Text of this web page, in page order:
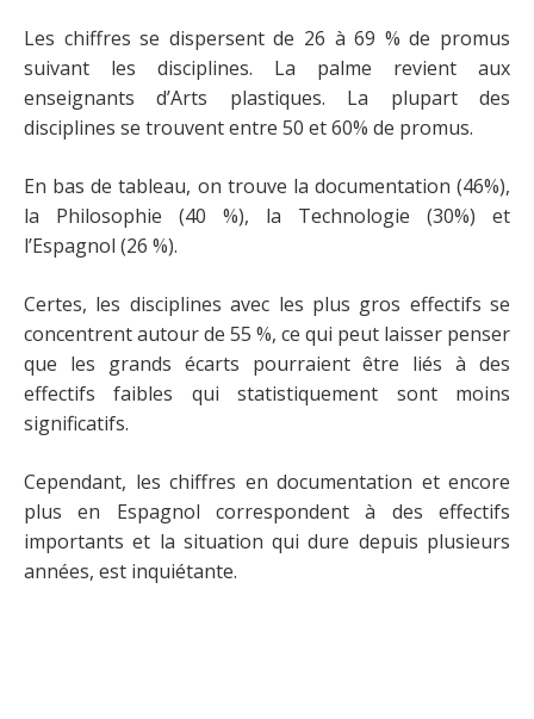
Les chiffres se dispersent de 26 à 69 % de promus
suivant les disciplines. La palme revient aux
enseignants d’Arts plastiques. La plupart des
disciplines se trouvent entre 50 et 60% de promus.
En bas de tableau, on trouve la documentation (46%),
la Philosophie (40 %), la Technologie (30%) et
l’Espagnol (26 %).
Certes, les disciplines avec les plus gros effectifs se
concentrent autour de 55 %, ce qui peut laisser penser
que les grands écarts pourraient être liés à des
effectifs faibles qui statistiquement sont moins
significatifs.
Cependant, les chiffres en documentation et encore
plus en Espagnol correspondent à des effectifs
importants et la situation qui dure depuis plusieurs
années, est inquiétante.